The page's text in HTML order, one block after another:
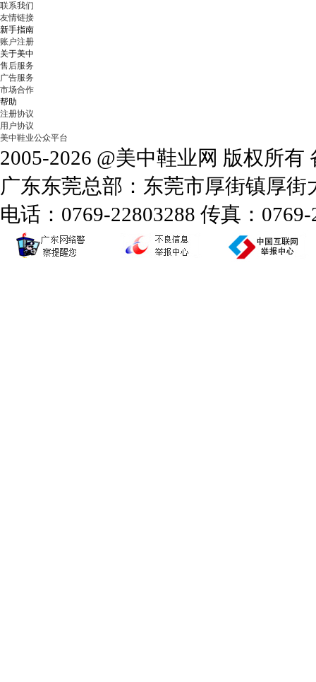
联系我们
友情链接
新手指南
账户注册
关于美中
售后服务
广告服务
市场合作
帮助
注册协议
用户协议
美中鞋业公众平台
2005-2026 @美中鞋业网 版权所有
广东东莞总部：东莞市厚街镇厚
电话：0769-22803288 传真：0769-